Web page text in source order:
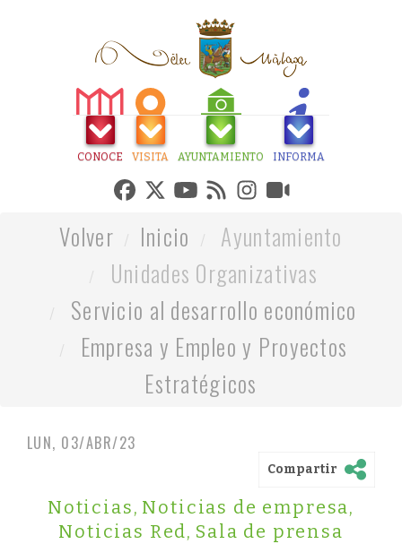
CONOCE VISITA AYUNTAMIENTO INFORMA
Volver Inicio
Ayuntamiento
Unidades Organizativas
Servicio al desarrollo económico
Empresa y Empleo y Proyectos
Estratégicos
LUN, 03/ABR/23
Compartir
Noticias, Noticias de empresa,
Noticias Red, Sala de prensa